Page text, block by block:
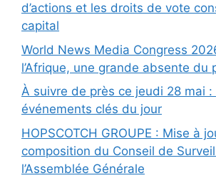
d’actions et les droits de vote
capital
World News Media Congress
l’Afrique, une grande absente du
À suivre de près ce jeudi 28 mai :
événements clés du jour
HOPSCOTCH GROUPE : Mise à
composition du Conseil de
l’Assemblée Générale